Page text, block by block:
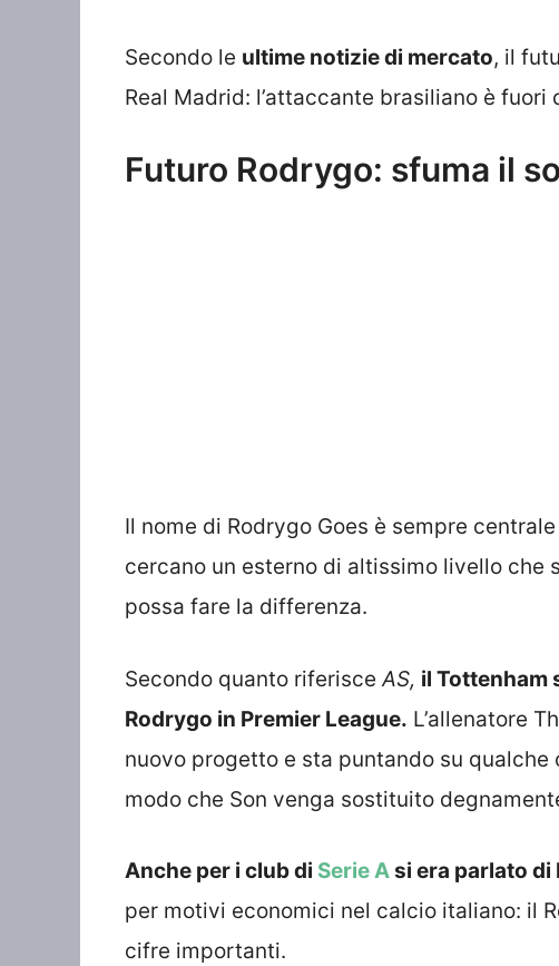
Secondo le ultime notizie di mercato, il
Real Madrid: l’attaccante brasiliano è
Futuro Rodrygo: sfuma il
Il nome di Rodrygo Goes è sempre
cercano un esterno di altissimo livello che
possa fare la differenza.
Secondo quanto riferisceAS, il Tottenham
Rodrygo in Premier League. L’allenatore
nuovo progetto e sta puntando su
modo che Son venga sostituito
Anche per i club di Serie Asi era parlato di
per motivi economici nel calcio italiano: il
cifre importanti.